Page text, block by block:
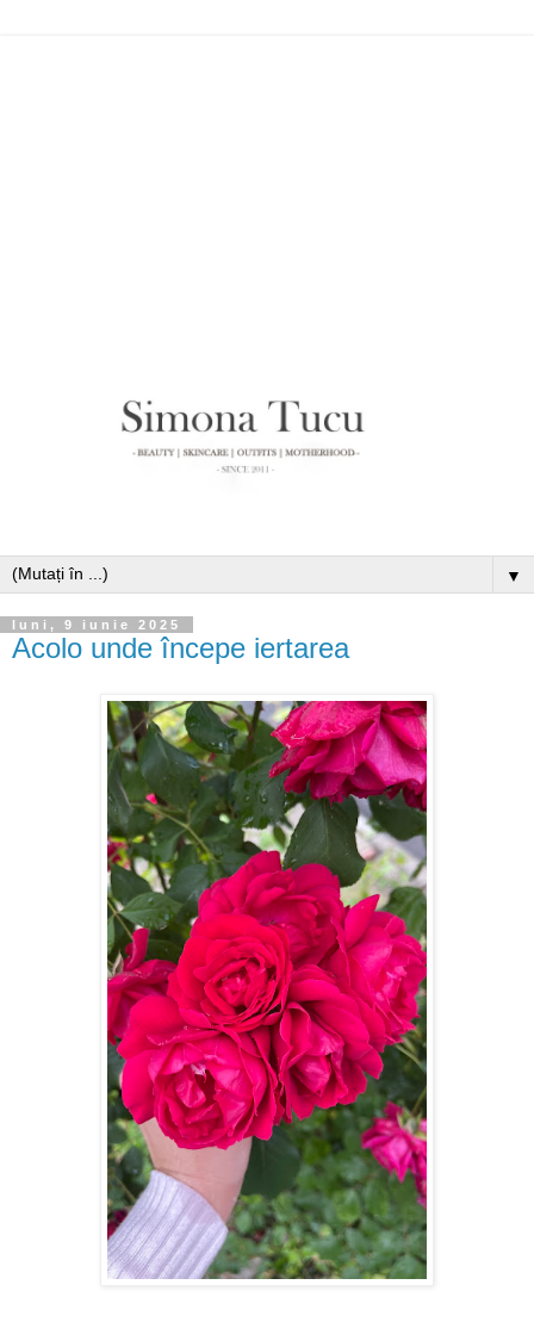
▼
luni, 9 iunie 2025
Acolo unde începe iertarea